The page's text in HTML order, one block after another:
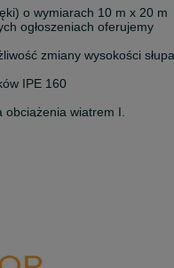
o wymiarach 10 m x 20 m
ogłoszeniach oferujemy
zmiany wysokości słupa
IPE 160
wiatrem I.